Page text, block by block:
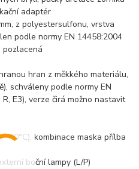
adaptér
z polyestersulfonu, vrstva
podle normy EN 14458:2004
pozlacená
hran z měkkého materiálu,
schváleny podle normy EN
E3), verze čirá možno nastavit
-40°C), kombinace maska přílba
boční lampy (L/P)